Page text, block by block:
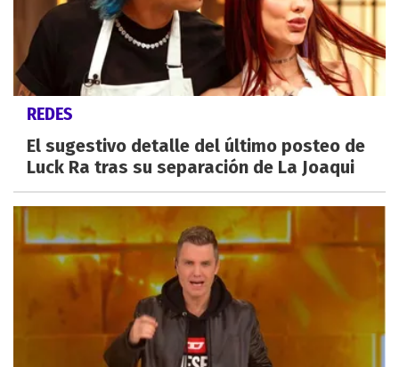
REDES
El sugestivo detalle del último posteo de
Luck Ra tras su separación de La Joaqui